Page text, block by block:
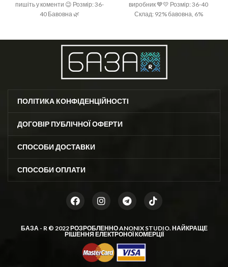
пишіть у коменти 😉 Розмір: 36-
40 Бавовна 🌿
виробник 💙💛 Розмір: 36-40
Склад: 92% бавовна, 6%
ПОЛІТИКА КОНФІДЕНЦІЙНОСТІ
ДОГОВІР ПУБЛІЧНОЇ ОФЕРТИ
СПОСОБИ ДОСТАВКИ
СПОСОБИ ОПЛАТИ
БАЗА - R © 2022 РОЗРОБЛЕННОANONIX STUDIO. НАЙКРАЩЕ
РІШЕННЯ ЕЛЕКТРОНОЇ КОМЕРЦІЇ